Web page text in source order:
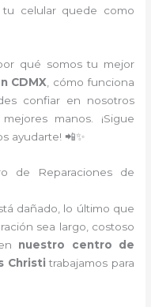
celular quede como
qué somos tu mejor
CDMX , cómo funciona
confiar en nosotros
manos. ¡Sigue
ayudarte! 📲✨
de Reparaciones de
dañado, lo último que
sea largo, costoso
nuestro centro de
Christi trabajamos para